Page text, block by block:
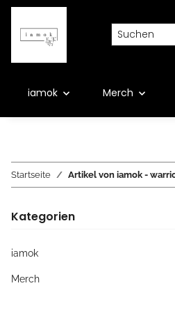
iamok Merch
Startseite Artikel von iamok -
Kategorien
iamok
Merch